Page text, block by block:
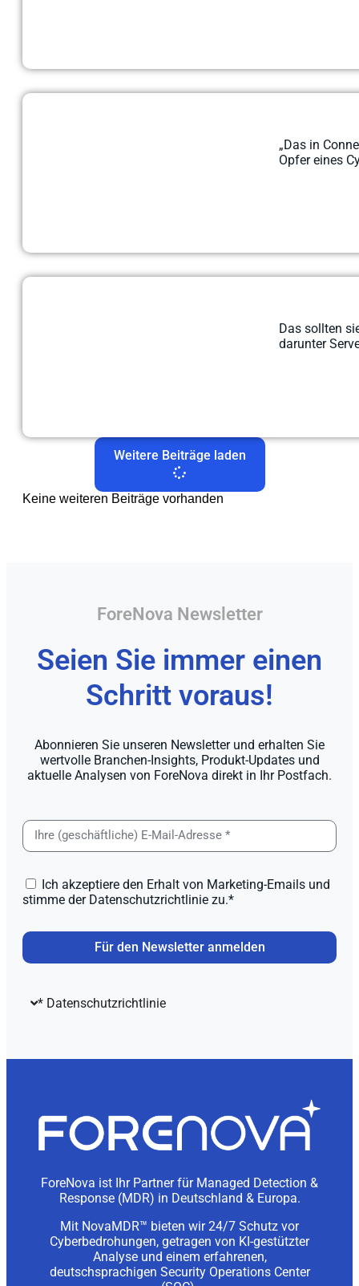
„Das in
Opfer eines
Das sollten
darunter
Weitere Beiträge laden
Keine weiteren Beiträge vorhanden
ForeNova Newsletter
Seien Sie immer einen
Schritt voraus!
Abonnieren Sie unseren Newsletter und erhalten Sie
wertvolle Branchen-Insights, Produkt-Updates und
aktuelle Analysen von ForeNova direkt in Ihr Postfach.
Ich akzeptiere den Erhalt von Marketing-Emails und
stimme der Datenschutzrichtlinie zu.*
Für den Newsletter anmelden
* Datenschutzrichtlinie
ForeNova ist Ihr Partner für Managed Detection &
Response (MDR) in Deutschland & Europa.
Mit NovaMDR™ bieten wir 24/7 Schutz vor
Cyberbedrohungen, getragen von KI-gestützter
Analyse und einem erfahrenen,
deutschsprachigen Security Operations Center